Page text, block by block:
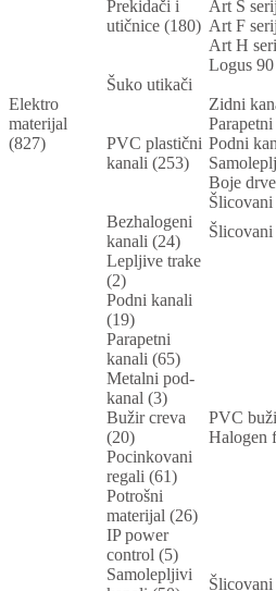
Elektro
materijal
(827)
Prekidači i
utičnice (180)
Art S
Art F
Art H
Logus 90
Šuko utikači
PVC plastični
kanali (253)
Zidni
Podni
Boje
Bezhalogeni
kanali (24)
Lepljive trake
(2)
Podni kanali
(19)
Parapetni
kanali (65)
Metalni pod-
kanal (3)
Bužir creva
(20)
PVC
Halogen
Pocinkovani
regali (61)
Potrošni
materijal (26)
IP power
control (5)
Samolepljivi